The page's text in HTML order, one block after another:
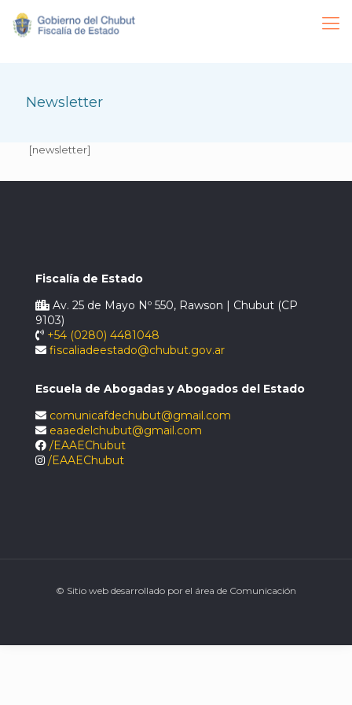
Newsletter
[newsletter]
Fiscalía de Estado
Av. 25 de Mayo Nº 550, Rawson | Chubut (CP
9103)
+54 (0280) 4481048
fiscaliadeestado@chubut.gov.ar
Escuela de Abogadas y Abogados del Estado
comunicafdechubut@gmail.com
eaaedelchubut@gmail.com
/EAAEChubut
/EAAEChubut
© Sitio web desarrollado por el área de Comunicación